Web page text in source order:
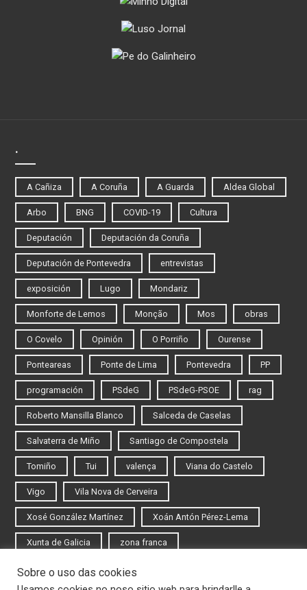
.
A Cañiza A Coruña A Guarda Aldea Global
Arbo BNG COVID-19 Cultura
Deputación Deputación da Coruña
Deputación de Pontevedra entrevistas
exposición Lugo Mondariz
Monforte de Lemos Monção Mos obras
O Covelo Opinión O Porriño Ourense
Ponteareas Ponte de Lima Pontevedra PP
programación PSdeG PSdeG-PSOE rag
Roberto Mansilla Blanco Salceda de Caselas
Salvaterra de Miño Santiago de Compostela
Tomiño Tui valença Viana do Castelo
Vigo Vila Nova de Cerveira
Xosé González Martínez Xoán Antón Pérez-Lema
Xunta de Galicia zona franca
Iniciar sesión
Sobre o uso das cookies